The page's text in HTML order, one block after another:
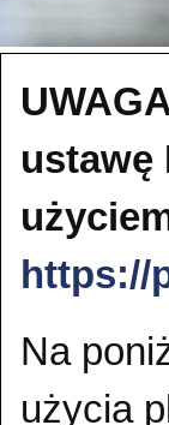
ustawę
https://
Na
użycia